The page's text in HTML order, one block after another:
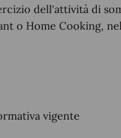
dell'attività di
o Home Cooking,
vigente